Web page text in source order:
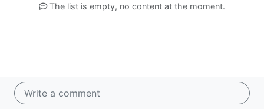
Write a comment
The list is empty, no content at the moment.